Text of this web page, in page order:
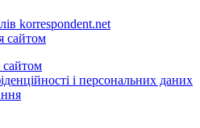
korrespondent.net
сайтом
сайтом
і персональних даних